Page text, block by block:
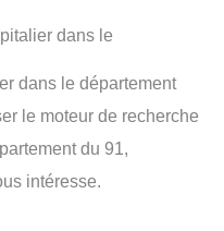
dans le
dans le département
le moteur de recherche
du 91,
intéresse.